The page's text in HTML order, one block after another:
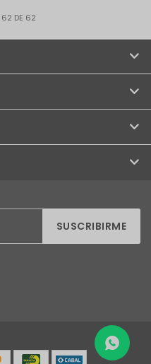
62 DE 62
SUSCRIBIRME